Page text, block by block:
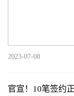
2023-07-08
官宣！10笔签约